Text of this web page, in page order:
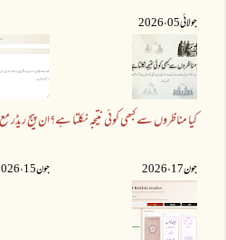
جولائی 05 ،2026
کیا مناظروں سے کبھی کوئی نتیجہ نکلتا ہے؟
جون 17 ،2026
ان پیج ریڈر
جون 15 ،2026